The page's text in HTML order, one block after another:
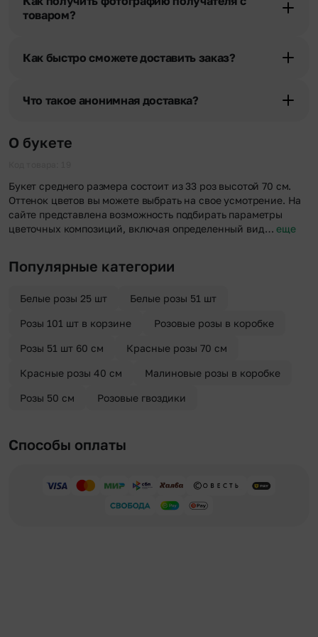
уточняют адрес и удобное время доставки.
товаром?
разрешения получателя, после чего высылается заказчику на
Как быстро сможете доставить заказ?
отрезка. Хотите получить цветы раньше? Оформите услугу
Что такое анонимная доставка?
«Анонимная доставка». Мы гарантируем анонимность
О букете
Букет среднего размера состоит из 33 роз высотой 70 см.
Оттенок цветов вы можете выбрать на свое усмотрение. На
сайте представлена возможность подбирать параметры
цветочных композиций, включая определенный вид… еще
Популярные категории
Белые розы 25 шт Белые розы 51 шт
Розы 101 шт в корзине Розовые розы в коробке
Розы 51 шт 60 см Красные розы 70 см
Красные розы 40 см Малиновые розы в коробке
Розы 50 см Розовые гвоздики
Способы оплаты